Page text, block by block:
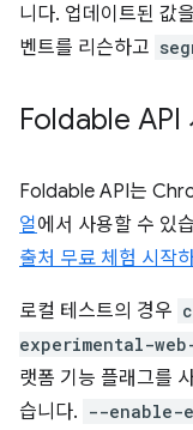
니다. 업데이트된 값
벤트를 리슨하고
Foldable API
Foldable API는
얼에서 사용할 수 있
출처 무료 체험 시작
로컬 테스트의 경우
experimental-
랫폼 기능 플래그를
습니다. --enable-